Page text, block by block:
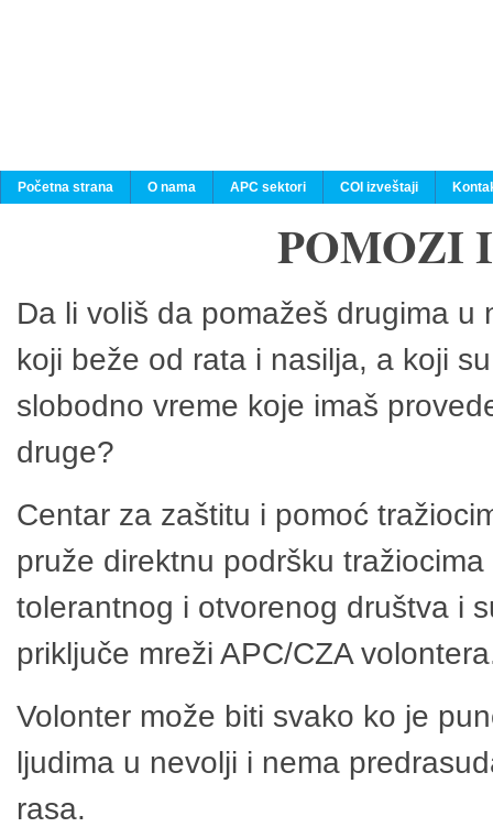
Početna strana O nama APC sektori COI izveštaji
POMOZI
Da li voliš da pomažeš drugima
koji beže od rata i nasilja, a koji
slobodno vreme koje imaš
druge?
Centar za zaštitu i pomoć
pruže direktnu podršku
tolerantnog i otvorenog društva i
priključe mreži APC/CZA
Volonter može biti svako ko je
ljudima u nevolji i nema
rasa.